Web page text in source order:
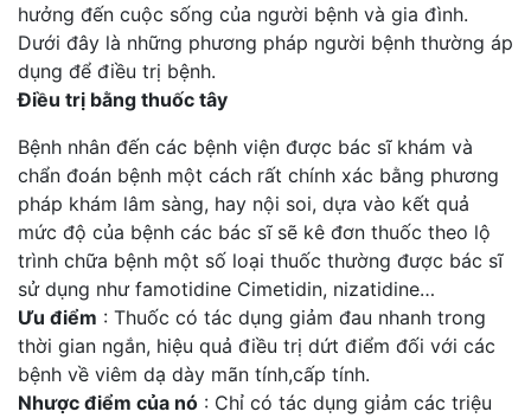
hưởng đến cuộc sống của người bệnh và gia đình.
Dưới đây là những phương pháp người bệnh thường áp
dụng để điều trị bệnh.
Điều trị bằng thuốc tây
Bệnh nhân đến các bệnh viện được bác sĩ khám và
chẩn đoán bệnh một cách rất chính xác bằng phương
pháp khám lâm sàng, hay nội soi, dựa vào kết quả
mức độ của bệnh các bác sĩ sẽ kê đơn thuốc theo lộ
trình chữa bệnh một số loại thuốc thường được bác sĩ
sử dụng như famotidine Cimetidin, nizatidine…
Ưu điểm : Thuốc có tác dụng giảm đau nhanh trong
thời gian ngắn, hiệu quả điều trị dứt điểm đối với các
bệnh về viêm dạ dày mãn tính,cấp tính.
Nhược điểm của nó : Chỉ có tác dụng giảm các triệu